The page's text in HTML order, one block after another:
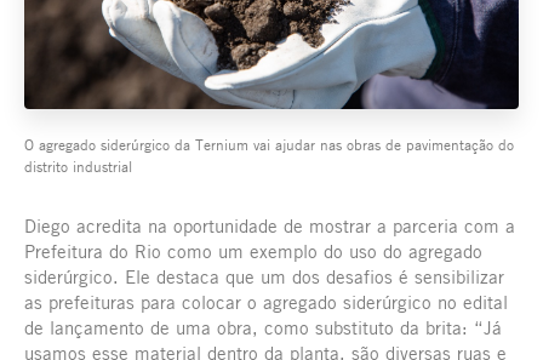
O agregado siderúrgico da Ternium vai ajudar nas obras de pavimentação do
distrito industrial
Diego acredita na oportunidade de mostrar a parceria com a
Prefeitura do Rio como um exemplo do uso do agregado
siderúrgico. Ele destaca que um dos desafios é sensibilizar
as prefeituras para colocar o agregado siderúrgico no edital
de lançamento de uma obra, como substituto da brita: “Já
usamos esse material dentro da planta, são diversas ruas e